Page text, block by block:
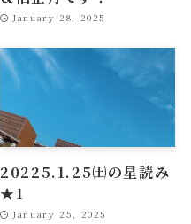
January 28, 2025
20225.1.25㈯の星読み
★1
January 25, 2025